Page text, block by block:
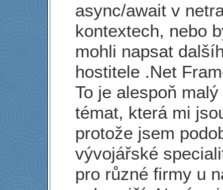
async/await v
kontextech, nebo
mohli napsat
hostitele .Net
To je alespoň
témat, která mi
protože jsem
vývojářské
pro různé firmy u